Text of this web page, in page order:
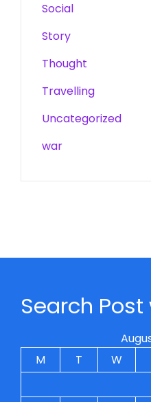
Social
Story
Thought
Travelling
Uncategorized
war
Search
M
T W